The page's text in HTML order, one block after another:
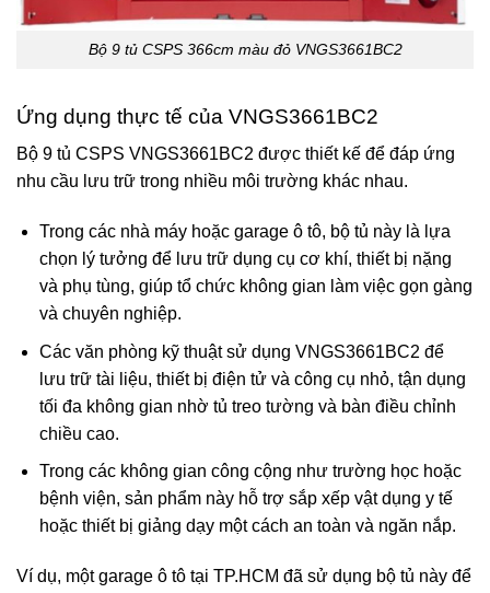
Bộ 9 tủ CSPS 366cm màu đỏ VNGS3661BC2
Ứng dụng thực tế của VNGS3661BC2
Bộ 9 tủ CSPS VNGS3661BC2 được thiết kế để đáp ứng
nhu cầu lưu trữ trong nhiều môi trường khác nhau.
Trong các nhà máy hoặc garage ô tô, bộ tủ này là lựa
chọn lý tưởng để lưu trữ dụng cụ cơ khí, thiết bị nặng
và phụ tùng, giúp tổ chức không gian làm việc gọn gàng
và chuyên nghiệp.
Các văn phòng kỹ thuật sử dụng VNGS3661BC2 để
lưu trữ tài liệu, thiết bị điện tử và công cụ nhỏ, tận dụng
tối đa không gian nhờ tủ treo tường và bàn điều chỉnh
chiều cao.
Trong các không gian công cộng như trường học hoặc
bệnh viện, sản phẩm này hỗ trợ sắp xếp vật dụng y tế
hoặc thiết bị giảng dạy một cách an toàn và ngăn nắp.
Ví dụ, một garage ô tô tại TP.HCM đã sử dụng bộ tủ này để